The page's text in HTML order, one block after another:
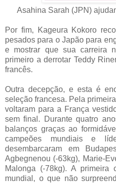
Asahina Sarah (JPN)
Por fim, Kageura Kokoro
pesados ​​para o Japão para
e mostrar que sua carreira
primeiro a derrotar Teddy
francês.
Outra decepção, e esta é
seleção francesa. Pela
voltaram para a França
sem final. Durante quatro
balanços graças ao
campeões mundiais e
desembarcaram em
Agbegnenou (-63kg), Marie-
Malonga (-78kg). A primeira
mundial, o que não